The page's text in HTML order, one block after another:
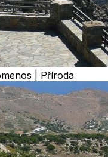
| Příroda